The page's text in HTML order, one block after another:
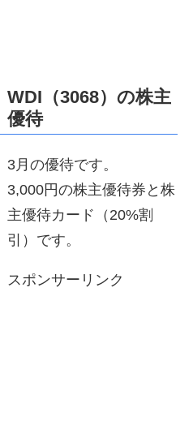
WDI（3068）の株主
優待
3月の優待です。
3,000円の株主優待券と株
主優待カード（20%割
引）です。
スポンサーリンク